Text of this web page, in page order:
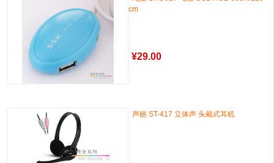
cm
¥29.00
声丽 ST-417 立体声 头戴式耳机